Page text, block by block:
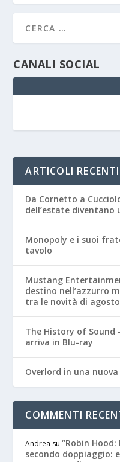
CANALI SOCIAL
ARTICOLI RECENTI
Da Cornetto a
dell’estate diventano
Monopoly e i suoi
tavolo
Mustang
destino nell’azzurro
tra le novità di agosto
The History of Sound
arriva in Blu-ray
Overlord in una
COMMENTI
Andrea su“Robin
secondo doppiaggio: